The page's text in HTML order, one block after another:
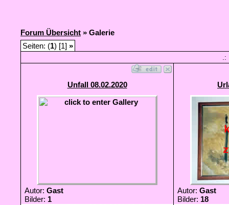
Forum Übersicht » Galerie
Seiten: (1) [1] »
Unfall 08.02.2020
Autor: Gast
Bilder: 1
Autor: Gast
Bilder: 18